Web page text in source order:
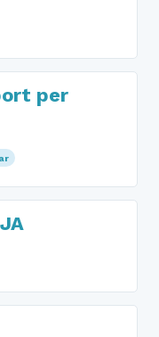
per